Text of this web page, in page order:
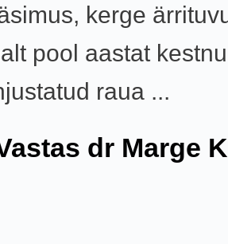
kerge
pool aastat
raua ...
dr Marge